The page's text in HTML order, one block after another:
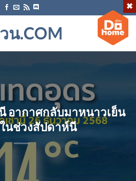
อากาศกลับมาหนาวเย็น
นช่วงสัปดาห์นี